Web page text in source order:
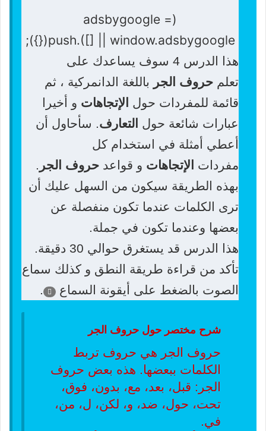
(adsbygoogle =
window.adsbygoogle || []).push({});
هذا الدرس 4 سوف يساعدك على
تعلم حروف الجر
باللغة الدانمركية ، ثم
قائمة للمفردات حول
الإتجاهات و أخيرا
عبارات شائعة حول التعارف. سأحاول أن
أعطي أمثلة في استخدام كل
مفردات
الإتجاهات و قواعد حروف الجر .
بهذه الطريقة سيكون من السهل عليك أن
ترى الكلمات عندما تكون منفصلة عن
بعضها وعندما تكون في جملة.
هذا الدرس قد يستغرق حوالي 30 دقيقة.
تأكد من قراءة طريقة النطق و كذلك سماع
الصوت بالضغط على أيقونة السماع
.
شرح مختصر حول حروف الجر
حروف الجر هي حروف تربط
الكلمات ببعضها. هذه بعض حروف
الجر: قبل، بعد، مع، بدون، فوق،
تحت، حول، ضد، و، لكن، ل، من،
في.